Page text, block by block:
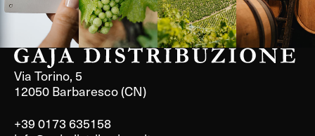
Via Torino, 5
12050 Barbaresco (CN)
+39 0173 635158